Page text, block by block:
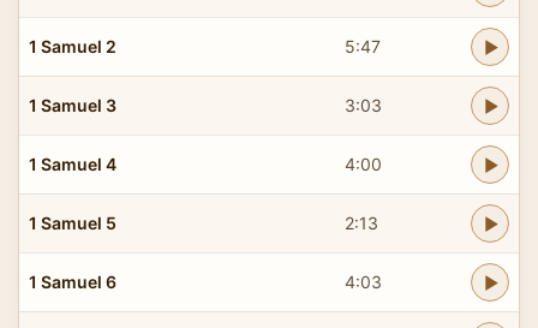
1 Samuel 2 5:47
1 Samuel 3 3:03
1 Samuel 4 4:00
1 Samuel 5 2:13
1 Samuel 6 4:03